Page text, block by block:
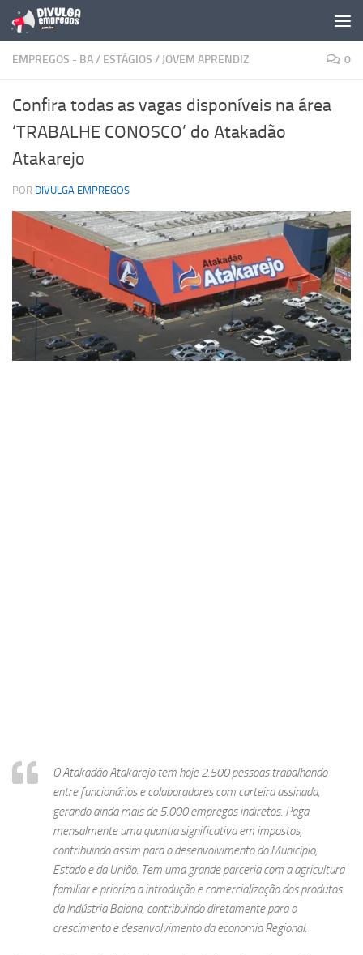
Skip to content
EMPREGOS - BA/ ESTÁGIOS / JOVEM APRENDIZ 0
Confira todas as vagas disponíveis na área
‘TRABALHE CONOSCO’ do Atakadão
Atakarejo
POR DIVULGA EMPREGOS
O Atakadão Atakarejo tem hoje 2.500 pessoas trabalhando
entre funcionários e colaboradores com carteira assinada,
gerando ainda mais de 5.000 empregos indiretos. Paga
mensalmente uma quantia significativa em impostos,
contribuindo assim para o desenvolvimento do Município,
Estado e da União. Tem uma grande parceria com a agricultura
familiar e prioriza a introdução e comercialização dos produtos
da Indústria Baiana, contribuindo diretamente para o
crescimento e desenvolvimento da economia Regional.